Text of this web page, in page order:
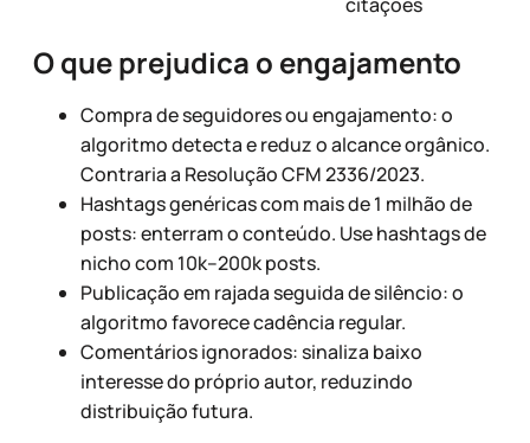
O que prejudica o engajamento
Compra de seguidores ou engajamento: o
algoritmo detecta e reduz o alcance orgânico.
Contraria a Resolução CFM 2336/2023.
Hashtags genéricas com mais de 1 milhão de
posts: enterram o conteúdo. Use hashtags de
nicho com 10k–200k posts.
Publicação em rajada seguida de silêncio: o
algoritmo favorece cadência regular.
Comentários ignorados: sinaliza baixo
interesse do próprio autor, reduzindo
distribuição futura.